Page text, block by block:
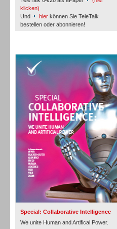
klicken)
Und
hier können Sie TeleTalk
bestellen oder abonnieren!
Special: Collaborative Intelligence
We unite Human and Artifical Power.
Personal
Inbound